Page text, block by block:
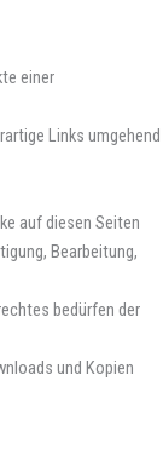
einer
Links umgehend
auf diesen Seiten
Bearbeitung,
bedürfen der
und Kopien